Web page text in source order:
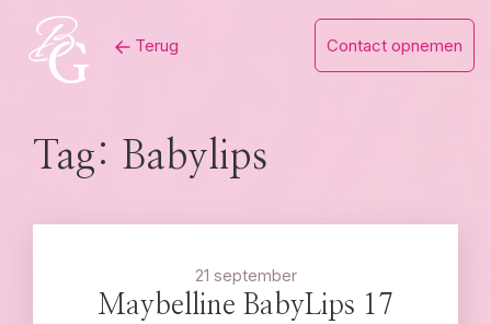
content
Terug Contact opnemen
Tag: Babylips
21 september
Maybelline BabyLips 17